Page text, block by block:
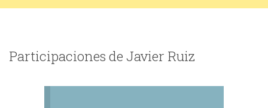
Participaciones de Javier Ruiz